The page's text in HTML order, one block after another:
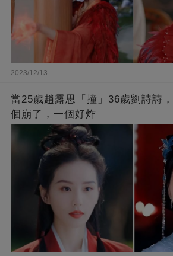
2023/12/13
當25歲趙露思「撞」36歲劉詩詩
個崩了，一個好炸